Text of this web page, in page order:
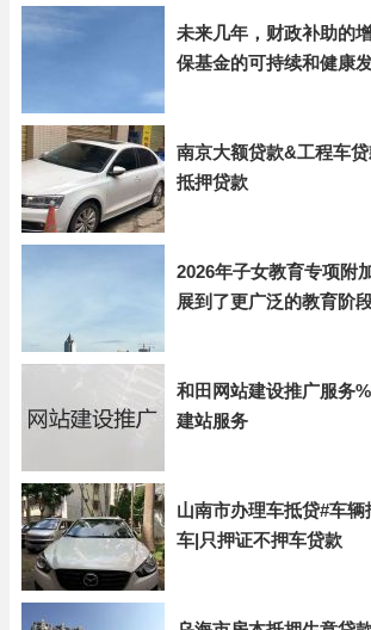
未来几年，财政补助的
保基金的可持续和健康
南京大额贷款&工程车
抵押贷款
2026年子女教育专项附
展到了更广泛的教育阶
和田网站建设推广服务
建站服务
山南市办理车抵贷#车
车|只押证不押车贷款